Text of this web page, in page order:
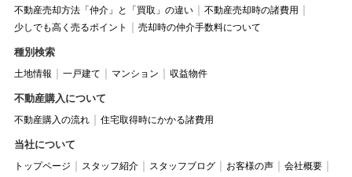
不動産売却方法「仲介」と「買取」の違い
不動産売却時の諸費用
少しでも高く売るポイント
売却時の仲介手数料について
種別検索
土地情報 一戸建て マンション 収益物件
不動産購入について
不動産購入の流れ 住宅取得時にかかる諸費用
当社について
トップページ スタッフ紹介 スタッフブログ お客様の声
会社概要